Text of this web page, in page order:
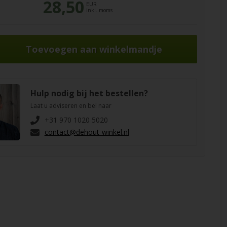
28,50 EUR
inkl. moms
Hulp nodig bij het bestellen?
Laat u adviseren en bel naar
+31 970 1020 5020
contact@dehout-winkel.nl